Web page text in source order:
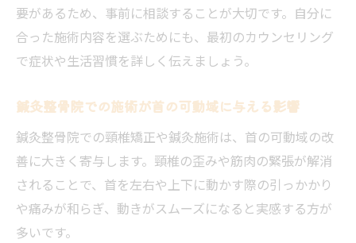
要があるため、事前に相談することが大切です。自分に
合った施術内容を選ぶためにも、最初のカウンセリング
で症状や生活習慣を詳しく伝えましょう。
鍼灸整骨院での施術が首の可動域に与える影響
鍼灸整骨院での頸椎矯正や鍼灸施術は、首の可動域の改
善に大きく寄与します。頸椎の歪みや筋肉の緊張が解消
されることで、首を左右や上下に動かす際の引っかかり
や痛みが和らぎ、動きがスムーズになると実感する方が
多いです。